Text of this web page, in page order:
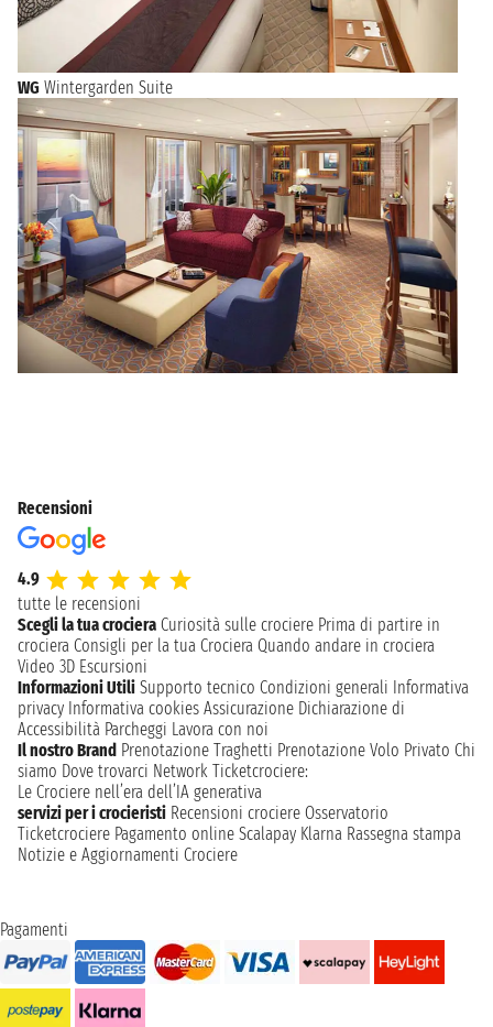
WG Wintergarden Suite
Recensioni
4.9
tutte le recensioni
Scegli la tua crociera Curiosità sulle crociere Prima di partire in
crociera Consigli per la tua Crociera Quando andare in crociera
Video 3D Escursioni
Informazioni Utili Supporto tecnico Condizioni generali Informativa
privacy Informativa cookies Assicurazione Dichiarazione di
Accessibilità Parcheggi Lavora con noi
Il nostro Brand Prenotazione Traghetti Prenotazione Volo Privato Chi
siamo Dove trovarci Network Ticketcrociere:
Le Crociere nell’era dell’IA generativa
servizi per i crocieristi Recensioni crociere Osservatorio
Ticketcrociere Pagamento online Scalapay Klarna Rassegna stampa
Notizie e Aggiornamenti Crociere
Pagamenti